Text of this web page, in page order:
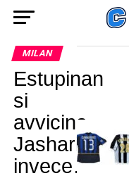
MILAN
Estupinan
si
avvicina,
Jashari
invece…